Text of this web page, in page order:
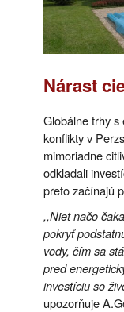
Nárast
Globálne trhy s
konflikty v
mimoriadne
odkladali
preto začínajú
,,Niet načo
pokryť
vody, čím sa
pred
investíciu so
upozorňuje